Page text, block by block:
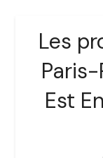
Les
Est